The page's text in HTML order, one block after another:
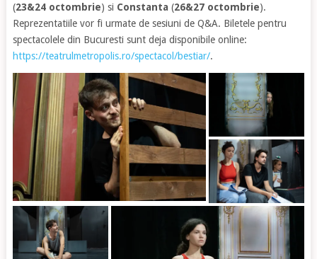
(23&24 octombrie) si Constanta (26&27 octombrie).
Reprezentatiile vor fi urmate de sesiuni de Q&A. Biletele pentru
spectacolele din Bucuresti sunt deja disponibile online:
https://teatrulmetropolis.ro/spectacol/bestiar/.